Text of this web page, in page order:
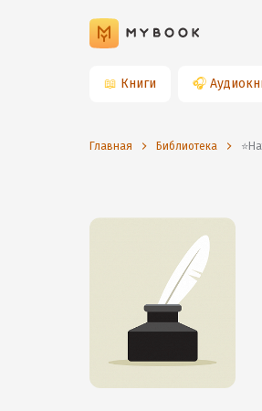
📖 Книги 🎧
Главная Библиотека